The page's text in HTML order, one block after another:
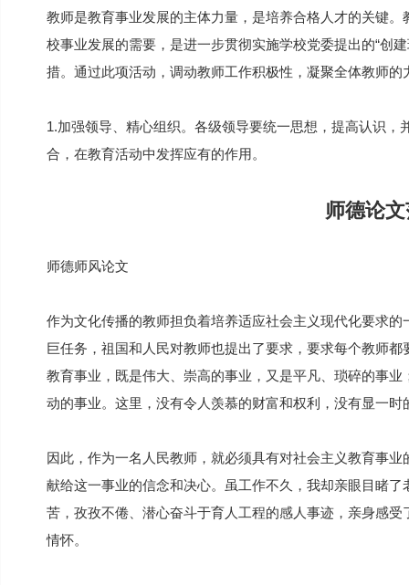
教师是教育事业发展的主体力量，是培养合格人才的关键
校事业发展的需要，是进一步贯彻实施学校党委提出的“创
措。通过此项活动，调动教师工作积极性，凝聚全体教师
1.加强领导、精心组织。各级领导要统一思想，提高认识
合，在教育活动中发挥应有的作用。
师德论
师德师风论文
作为文化传播的教师担负着培养适应社会主义现代化要求
巨任务，祖国和人民对教师也提出了要求，要求每个教师
教育事业，既是伟大、崇高的事业，又是平凡、琐碎的事
动的事业。这里，没有令人羡慕的财富和权利，没有显一
因此，作为一名人民教师，就必须具有对社会主义教育事
献给这一事业的信念和决心。虽工作不久，我却亲眼目睹
苦，孜孜不倦、潜心奋斗于育人工程的感人事迹，亲身感
情怀。